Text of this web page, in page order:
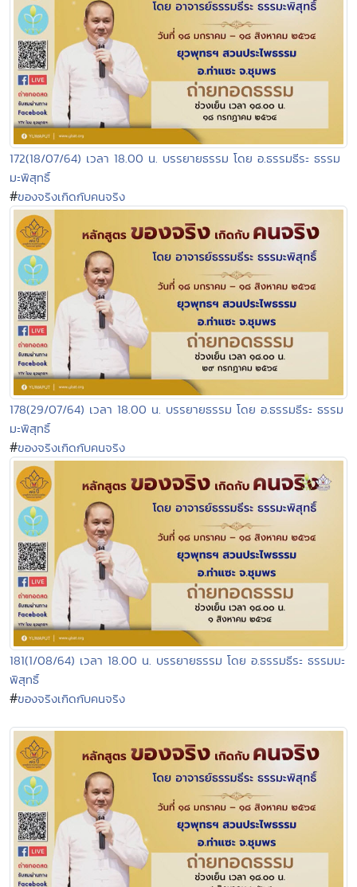
172(18/07/64) เวลา 18.00 น. บรรยายธรรม โดย อ.ธรรมธีระ ธรรม
มะพิสุทธิ์
#ของจริงเกิดกับคนจริง
178(29/07/64) เวลา 18.00 น. บรรยายธรรม โดย อ.ธรรมธีระ ธรรม
มะพิสุทธิ์
#ของจริงเกิดกับคนจริง
181(1/08/64) เวลา 18.00 น. บรรยายธรรม โดย อ.ธรรมธีระ ธรรมมะ
พิสุทธิ์
#ของจริงเกิดกับคนจริง